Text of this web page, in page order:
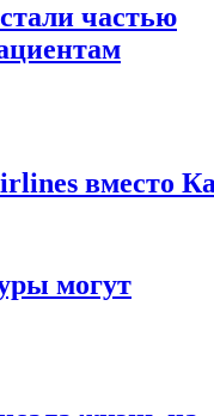
частью
вместо
могут